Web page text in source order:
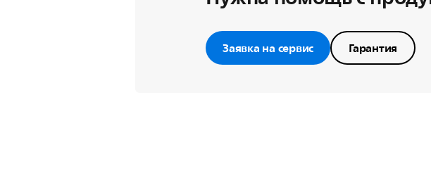
Заявка на сервис Гарантия